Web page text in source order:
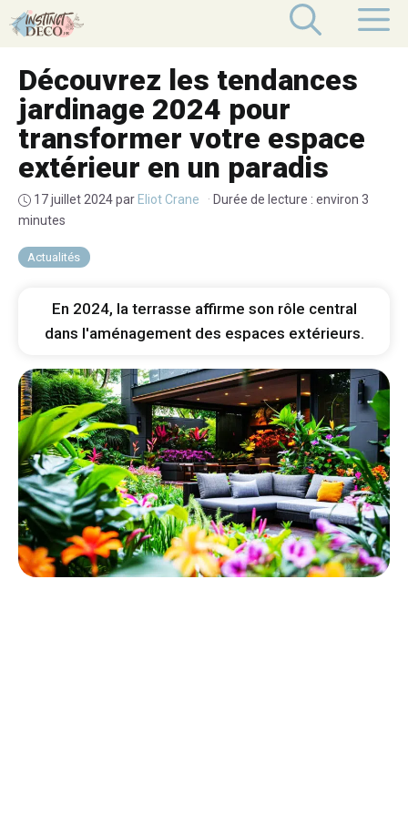
Aller
au
Actualités
Découvrez les tendances
jardinage 2024 pour
transformer votre espace
extérieur en un paradis
17 juillet 2024par Eliot Crane · Durée de lecture : environ 3
minutes
En 2024, la terrasse affirme son rôle central
dans l'aménagement des espaces extérieurs.